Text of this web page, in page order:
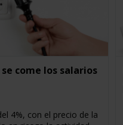
come los salarios
4%, con el precio de la